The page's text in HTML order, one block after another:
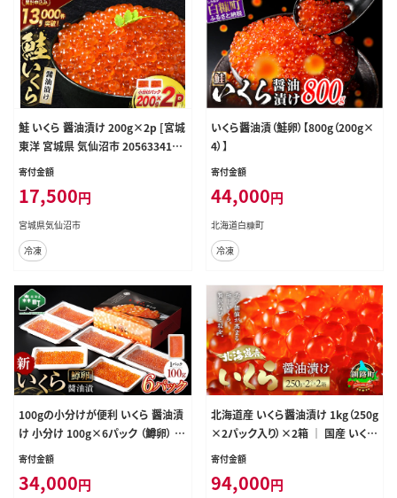
鮭 いくら 醤油漬け 200g×2p [宮城
東洋 宮城県 気仙沼市 20563341]
魚介 イクラ さけ サケ 鮭 冷凍 小分
寄付金額
17,500円
宮城県気仙沼市
冷凍
いくら醤油漬（鮭卵）【800g（200g×
4）】
寄付金額
44,000円
北海道白糠町
冷凍
100gの小分けが便利 いくら 醤油漬
け 小分け 100g×6パック （鱒卵） い
くら イクラ 小分け 醤油漬け 鱒卵 森
産物 加工品 ふるさと納税 北海道 ＜
寄付金額
34,000円
北海道産 いくら醤油漬け 1kg（250g
×2パック入り）×2箱 ｜ 国産 いくら
いくら醤油漬 イクラ ikura 鮭 サー
送 すぐ届く 魚介類 海鮮 人気 魚介人
寄付金額
94,000円